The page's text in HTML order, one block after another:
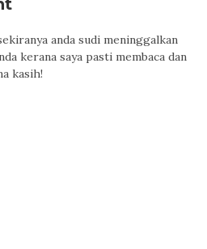
anda sudi meninggalkan
kerana saya pasti membaca dan
kasih!